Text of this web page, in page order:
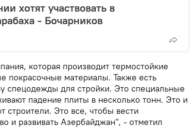
хотят участвовать в
- Бочарников
которая производит термостойкие
покрасочные материалы. Также есть
спецодежды для стройки. Это специальные
падение плиты в несколько тонн. Это и
строители. Это все, чтобы вести
и развивать Азербайджан", - отметил